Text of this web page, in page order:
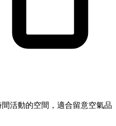
活動的空間，適合留意空氣品